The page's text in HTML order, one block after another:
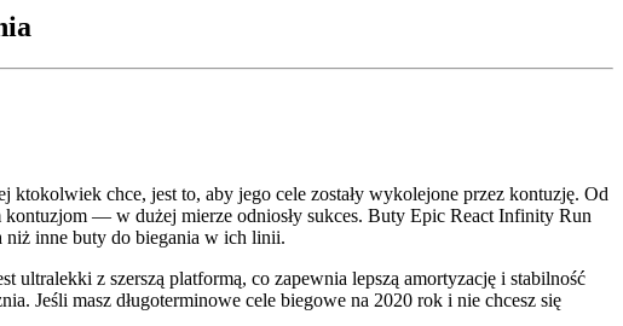
chce, jest to, aby jego cele zostały wykolejone przez kontuzję. Od
kontuzjom — w dużej mierze odniosły sukces. Buty Epic React Infinity Run
niż inne buty do biegania w ich linii.
z szerszą platformą, co zapewnia lepszą amortyzację i stabilność
Jeśli masz długoterminowe cele biegowe na 2020 rok i nie chcesz się